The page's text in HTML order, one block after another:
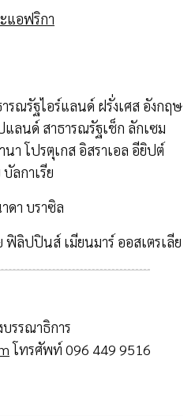
แอฟริกา
รณรัฐไอร์แลนด์ ฝรั่งเศส อังกฤษ
แลนด์ สาธารณรัฐเช็ก ลักเซม
นา โปรตุเกส อิสราเอล อียิปต์
ลกาเรีย
ดา บราซิล
ลิปปินส์ เมียนมาร์ ออสเตรเลีย
งบรรณาธิการ
โทรศัพท์ 096 449 9516